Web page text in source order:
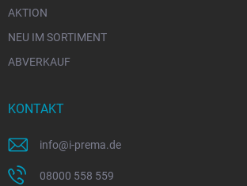
AKTION
NEU IM SORTIMENT
ABVERKAUF
KONTAKT
info@i-prema.de
08000 558 559